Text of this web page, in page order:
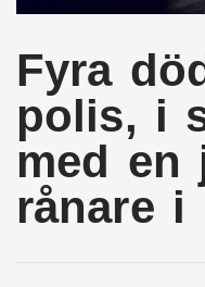
Fyra
polis, i
med en
rånare i